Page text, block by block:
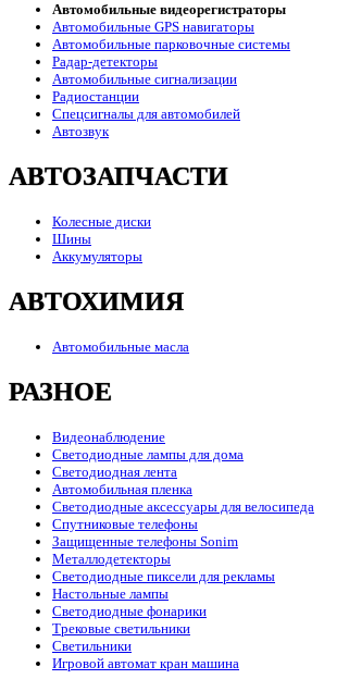
Автомобильные видеорегистраторы
Автомобильные GPS навигаторы
Автомобильные парковочные системы
Радар-детекторы
Автомобильные сигнализации
Радиостанции
Спецсигналы для автомобилей
Автозвук
АВТОЗАПЧАСТИ
Колесные диски
Шины
Аккумуляторы
АВТОХИМИЯ
Автомобильные масла
РАЗНОЕ
Видеонаблюдение
Светодиодные лампы для дома
Светодиодная лента
Автомобильная пленка
Светодиодные аксессуары для велосипеда
Спутниковые телефоны
Защищенные телефоны Sonim
Металлодетекторы
Светодиодные пиксели для рекламы
Настольные лампы
Светодиодные фонарики
Трековые светильники
Светильники
Игровой автомат кран машина